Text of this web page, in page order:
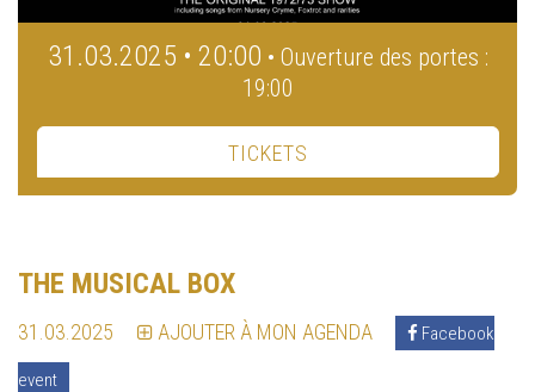
31.03.2025 • 20:00 • Ouverture des portes :
19:00
TICKETS
THE MUSICAL BOX
31.03.2025 AJOUTER À MON AGENDA Facebook
event